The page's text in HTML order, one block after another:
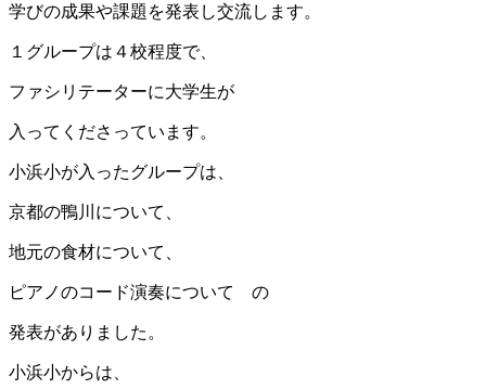
学びの成果や課題を発表し交流します。
１グループは４校程度で、
ファシリテーターに大学生が
入ってくださっています。
小浜小が入ったグループは、
京都の鴨川について、
地元の食材について、
ピアノのコード演奏について の
発表がありました。
小浜小からは、